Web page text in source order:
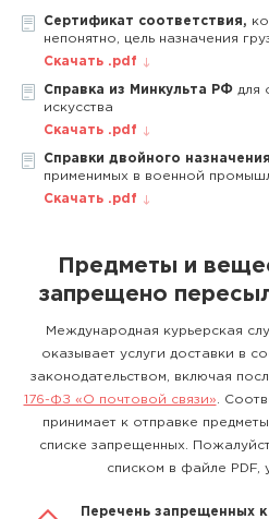
Сертификат соответствия,
непонятно, цель назначения
Скачать .pdf
Справка из Минкульта РФ для
искусства
Скачать .pdf
Справки двойного назначения
применимых в военной
Скачать .pdf
Предметы и
запрещено
Международная курьерская
оказывает услуги доставки в
законодательством, включая
176-ФЗ «О почтовой связи» .
принимает к отправке
списке запрещенных.
списком в файле PDF,
Перечень запрещенных